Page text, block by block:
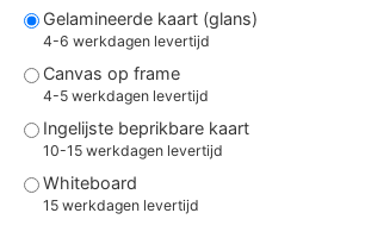
Gelamineerde kaart (glans)
4-6 werkdagen levertijd
Canvas op frame
4-5 werkdagen levertijd
Ingelijste beprikbare kaart
10-15 werkdagen levertijd
Whiteboard
15 werkdagen levertijd